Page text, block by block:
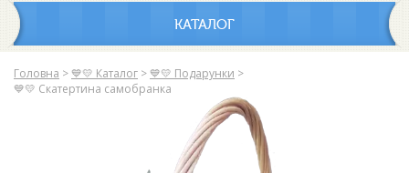
КАТАЛОГ
Головна > 💙💛 Каталог > 💙💛 Подарунки >
💙💛 Скатертина самобранка